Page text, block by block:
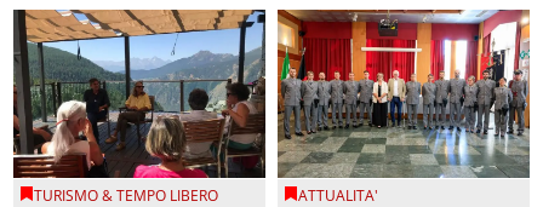
TURISMO & TEMPO LIBERO ATTUALITA'